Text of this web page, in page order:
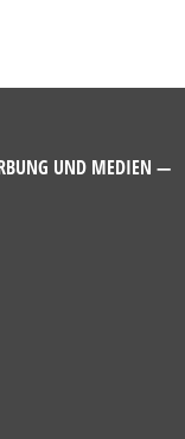
UND MEDIEN —